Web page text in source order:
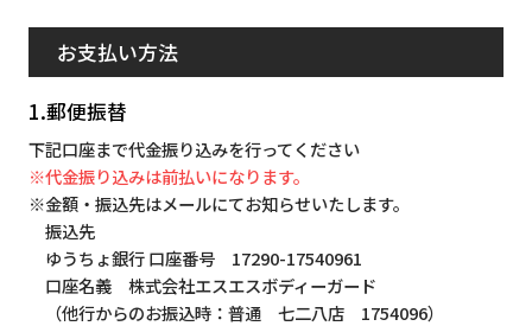
お支払い方法
1.郵便振替
下記口座まで代金振り込みを行ってください
※代金振り込みは前払いになります。
※金額・振込先はメールにてお知らせいたします。
振込先
ゆうちょ銀行 口座番号 17290-17540961
口座名義 株式会社エスエスボディーガード
（他行からのお振込時：普通 七二八店 1754096）